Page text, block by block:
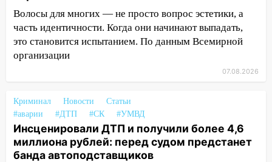
зернобобовых культур
15:51 Бросила кирпич в жену брата: в
Ульяновской области завели дело на
агрессивную женщину
курьера: крупная авария в Ульяновске
15:15
Проводил до квартиры и ограбил:
новый кавалер женщины оказался
рецидивистом
Волосы для многих — не просто вопрос эстетики, а
часть идентичности. Когда они начинают выпадать,
это становится испытанием. По данным Всемирной
организации
07.08.2026
Криминал Новости
Статьи
#аварии
#ДТП #СК #УМВД
Инсценировали ДТП и получили более 4,6
миллиона рублей: перед судом предстанет
банда автоподставщиков